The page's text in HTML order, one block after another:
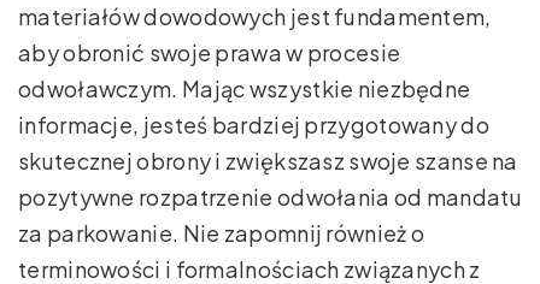
materiałów dowodowych jest fundamentem,
aby obronić swoje prawa w procesie
odwoławczym. Mając wszystkie niezbędne
informacje, jesteś bardziej przygotowany do
skutecznej obrony i zwiększasz swoje szanse na
pozytywne rozpatrzenie odwołania od mandatu
za parkowanie. Nie zapomnij również o
terminowości i formalnościach związanych z